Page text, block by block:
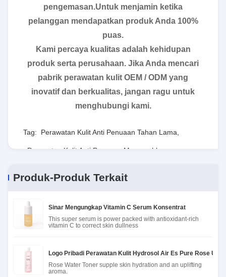
pengemasan.Untuk menjamin ketika
pelanggan mendapatkan produk Anda 100%
puas.
Kami percaya kualitas adalah kehidupan
produk serta perusahaan. Jika Anda mencari
pabrik perawatan kulit OEM / ODM yang
inovatif dan berkualitas, jangan ragu untuk
menghubungi kami.
Tag: Perawatan Kulit Anti Penuaan Tahan Lama
Perawatan Kulit Anti Penuaan Mencerahkan,
Produk-Produk Terkait
Sinar Mengungkap Vitamin C Serum Konsentrat
This super serum is power packed with antioxidant-rich
vitamin C to correct skin dullness
Logo Pribadi Perawatan Kulit Hydrosol Air Es Pure Rose
Rose Water Toner supple skin hydration and an uplifting
aroma.